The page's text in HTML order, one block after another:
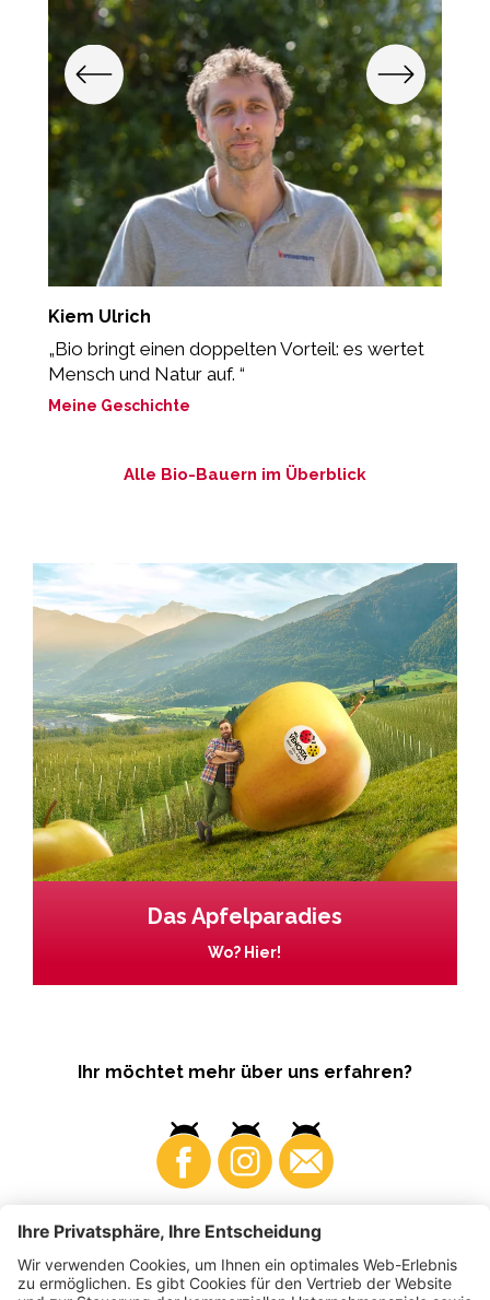
Kiem Ulrich
„Bio bringt einen doppelten Vorteil: es wertet
Mensch und Natur auf. “
Meine Geschichte
Alle Bio-Bauern im Überblick
Das Apfelparadies
Wo? Hier!
Ihr möchtet mehr über uns erfahren?
Business Produzenten